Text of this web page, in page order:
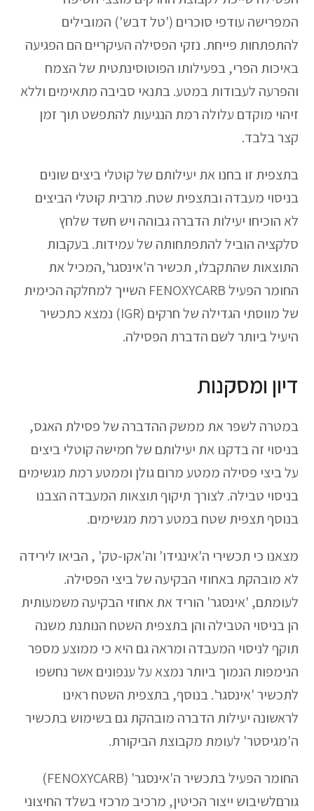
המפרישה עודפי סוכרים ('טל דבש') המובילים
להתפתחות פייחת. נזקי הפסילה העיקריים הם הפגיעה
באיכות הפרי, בפעילותו הפוטוסינתטית של הצמח
והפרעה לעבודות במטע. בתנאי סביבה מתאימים וללא
זיהוי מוקדם עלולה רמת הנגיעות להתפשט תוך זמן
קצר בלבד.
בתצפית זו בחנו את יעילותם של קוטלי ביצים שונים
בניסוי מעבדה ובתצפית שטח. מרבית קוטלי הביצים
לא הוכיחו יעילות הדברה גבוהה ויש חשד שלחץ
סלקציה הוביל להתפתחותה של עמידות. בעקבות
התוצאות שהתקבלו, תכשיר ה'אינסגר',המכיל את
החומר הפעיל FENOXYCARB השייך למחלקה הכימית
של מווסתי הגדילה של חרקים (IGR) נמצא כתכשיר
היעיל ביותר לשם הדברת הפסילה.
דיון ומסקנות
במטרה לשפר את ממשק ההדברה של פסילת האגס,
בניסוי זה בדקנו את יעילותם של חמישה קוטלי ביצים
על ביצי פסילה ממטע מרום גולן וממטע רמת מגשימים
בניסוי טבילה. לצורך תיקוף תוצאות המעבדה הצבנו
בנוסף תצפית שטח במטע רמת מגשימים.
מצאנו כי תכשירי ה'אינגידו' וה'אקו-טק' , הביאו לירידה
לא מובהקת באחוזי הבקיעה של ביצי הפסילה.
לעומתם, 'אינסגר' הוריד את אחוזי הבקיעה משמעותית
הן בניסוי הטבילה והן בתצפית השטח הנותנת משנה
תוקף לניסוי המעבדה ומראה גם היא כי ממוצע מספר
הנימפות הנמוך ביותר נמצא על ענפונים אשר נחשפו
לתכשיר 'אינסגר'. בנוסף, בתצפית השטח ראינו
לראשונה יעילות הדברה מובהקת גם בשימוש בתכשיר
ה'מגיסטר' לעומת מקבוצת הביקורת.
החומר הפעיל בתכשיר ה'אינסגר' (FENOXYCARB)
גורםלשיבוש ייצור הכיטין, מרכיב מרכזי בשלד החיצוני